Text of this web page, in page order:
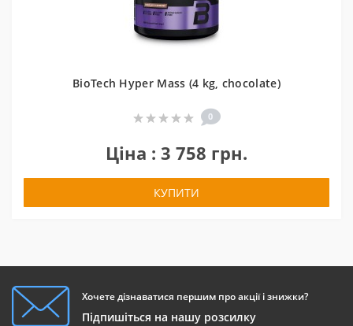
BioTech Hyper Mass (4 kg, chocolate)
0
Ціна : 3 758 грн.
КУПИТИ
Хочете дізнаватися першим про акції і знижки?
Підпишіться на нашу розсилку